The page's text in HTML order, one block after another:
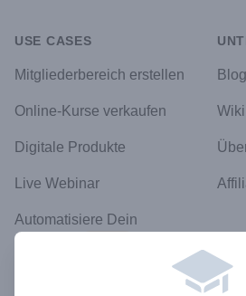
USE CASES
Mitgliederbereich erstellen
Online-Kurse verkaufen
Digitale Produkte
Live Webinar
Automatisiere Dein
Business
Blog
Wiki